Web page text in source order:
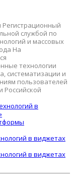
Регистрационный
службой по
и массовых
На
технологии
систематизации и
пользователей
Российской
в
в виджетах
в виджетах